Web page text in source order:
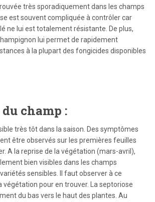
très sporadiquement dans les champs
est souvent compliquée à contrôler car
ne lui est totalement résistante. De plus,
lui permet de rapidement
à la plupart des fongicides disponibles
champ :
très tôt dans la saison. Des symptômes
être observés sur les premières feuilles
A la reprise de la végétation (mars-avril),
bien visibles dans les champs
sensibles. Il faut observer à ce
végétation pour en trouver. La septoriose
du bas vers le haut des plantes. Au